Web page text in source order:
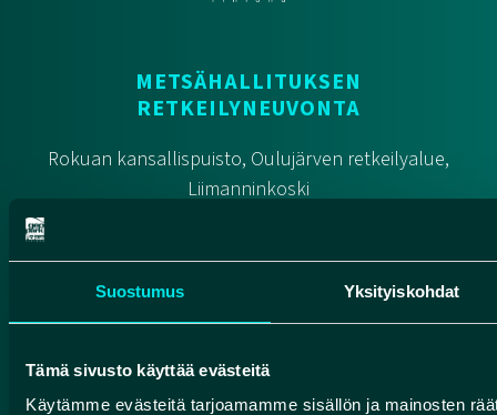
Suostumus Yksityiskohdat
Tämä sivusto käyttää evästeitä
Käytämme evästeitä tarjoamamme sisällön ja mainosten
METSÄHALLITUKSEN
RETKEILYNEUVONTA
Rokuan kansallispuisto, Oulujärven retkeilyalue,
Liimanninkoski
Pohjolan rengastie
Suomen geoparkit